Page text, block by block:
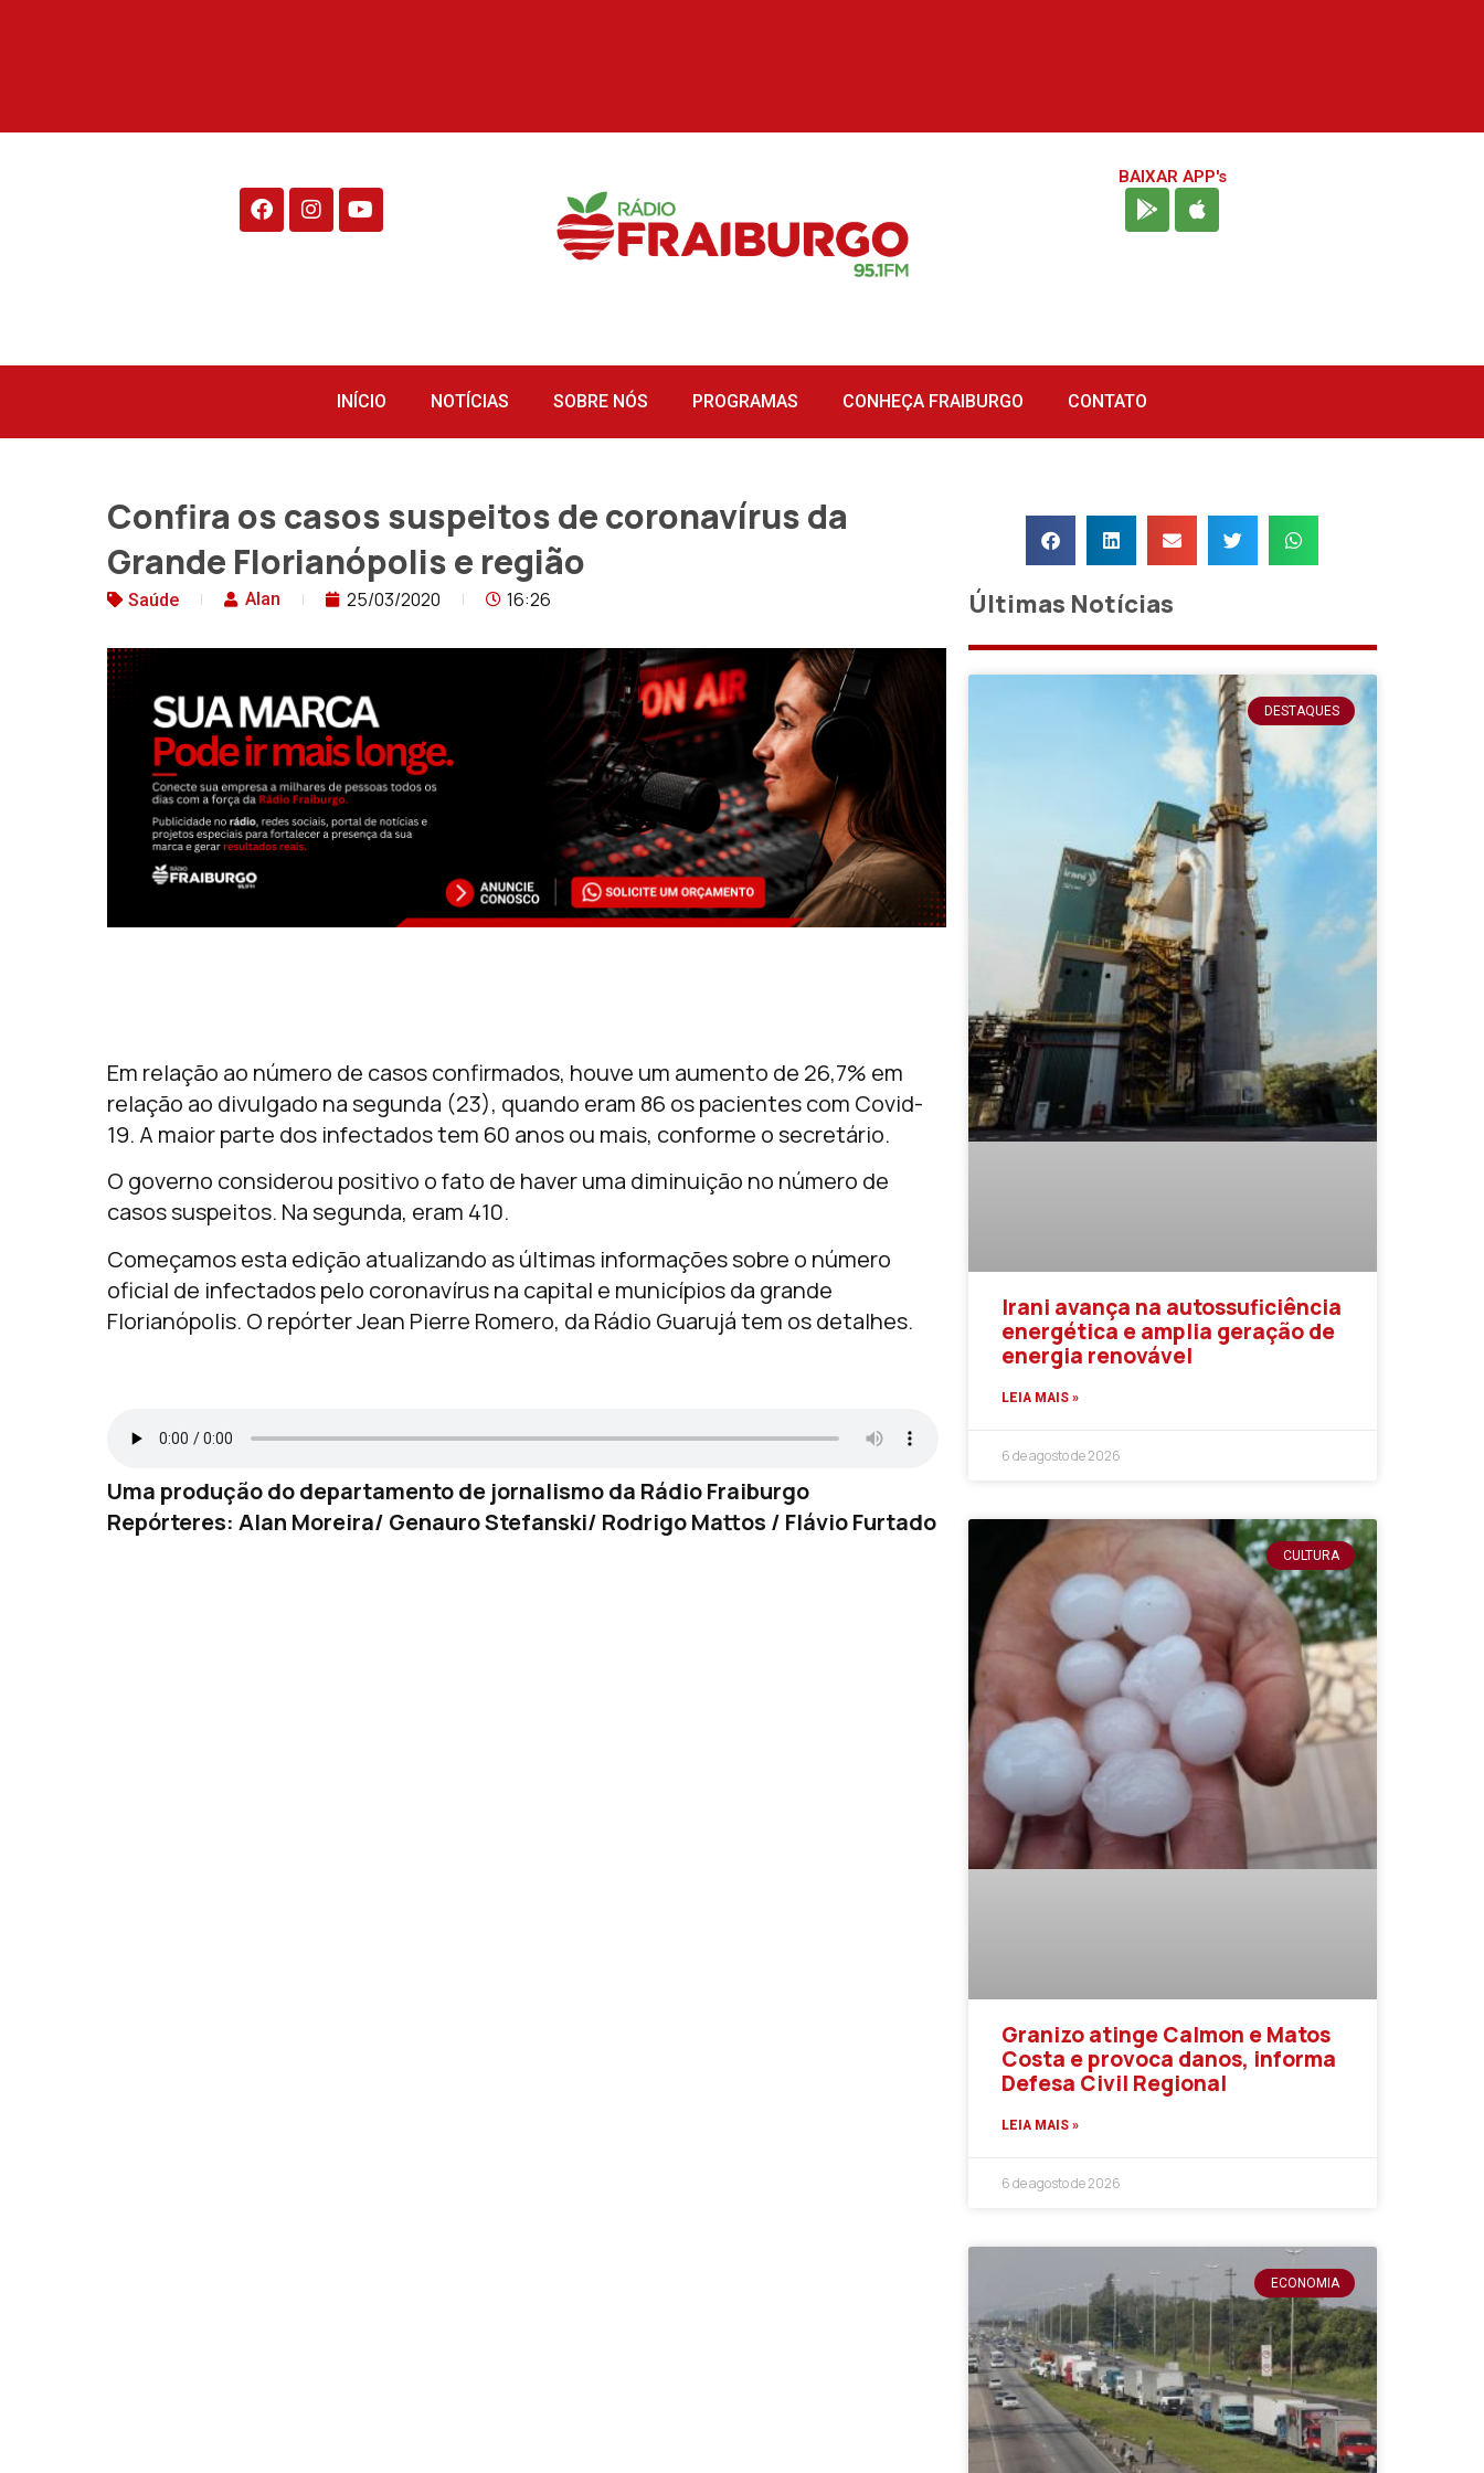
BAIXAR APP's
INÍCIO NOTÍCIAS SOBRE NÓS PROGRAMAS CONHEÇA FRAIBURGO CONTATO
Confira os casos suspeitos de coronavírus da
Grande Florianópolis e região
Saúde Alan 25/03/2020 16:26
Em relação ao número de casos confirmados, houve um aumento de 26,7% em
relação ao divulgado na segunda (23), quando eram 86 os pacientes com Covid-
19. A maior parte dos infectados tem 60 anos ou mais, conforme o secretário.
O governo considerou positivo o fato de haver uma diminuição no número de
casos suspeitos. Na segunda, eram 410.
Começamos esta edição atualizando as últimas informações sobre o número
oficial de infectados pelo coronavírus na capital e municípios da grande
Florianópolis. O repórter Jean Pierre Romero, da Rádio Guarujá tem os detalhes.
Uma produção do departamento de jornalismo da Rádio Fraiburgo
Repórteres: Alan Moreira/ Genauro Stefanski/ Rodrigo Mattos / Flávio Furtado
Últimas Notícias
DESTAQUES
Irani avança na autossuficiência
energética e amplia geração de
energia renovável
LEIA MAIS »
6 de agosto de 2026
CULTURA
Granizo atinge Calmon e Matos
Costa e provoca danos, informa
Defesa Civil Regional
LEIA MAIS »
6 de agosto de 2026
ECONOMIA